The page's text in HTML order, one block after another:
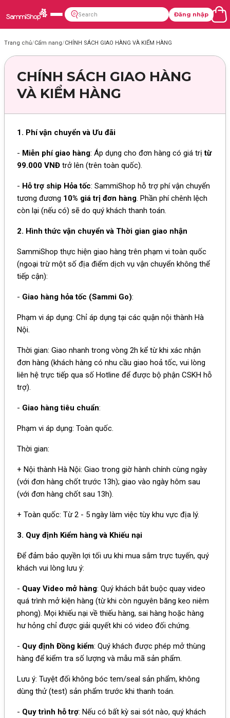
Đăng nhập
Trang chủ/Cẩm nang/CHÍNH SÁCH GIAO HÀNG VÀ KIỂM HÀNG
CHÍNH SÁCH GIAO HÀNG
VÀ KIỂM HÀNG
1. Phí vận chuyển và Ưu đãi
- Miễn phí giao hàng: Áp dụng cho đơn hàng có giá trịtừ
99.000 VNĐ trở lên (trên toàn quốc).
- Hỗ trợ ship Hỏa tốc: SammiShop hỗ trợ phí vận chuyển
tương đương 10% giá trị đơn hàng. Phần phí chênh lệch
còn lại (nếu có) sẽ do quý khách thanh toán.
2. Hình thức vận chuyển và Thời gian giao nhận
SammiShop thực hiện giao hàng trên phạm vi toàn quốc
(ngoại trừ một số địa điểm dịch vụ vận chuyển không thể
tiếp cận):
- Giao hàng hỏa tốc (Sammi Go):
Phạm vi áp dụng: Chỉ áp dụng tại các quận nội thành Hà
Nội.
Thời gian: Giao nhanh trong vòng 2h kể từ khi xác nhận
đơn hàng (khách hàng có nhu cầu giao hoả tốc, vui lòng
liên hệ trực tiếp qua số Hotline để được bộ phận CSKH hỗ
trợ).
- Giao hàng tiêu chuẩn:
Phạm vi áp dụng: Toàn quốc.
Thời gian:
+ Nội thành Hà Nội: Giao trong giờ hành chính cùng ngày
(với đơn hàng chốt trước 13h); giao vào ngày hôm sau
(với đơn hàng chốt sau 13h).
+ Toàn quốc: Từ 2 - 5 ngày làm việc tùy khu vực địa lý.
3. Quy định Kiểm hàng và Khiếu nại
Để đảm bảo quyền lợi tối ưu khi mua sắm trực tuyến, quý
khách vui lòng lưu ý:
- Quay Video mở hàng: Quý khách bắt buộc quay video
quá trình mở kiện hàng (từ khi còn nguyên băng keo niêm
phong). Mọi khiếu nại về thiếu hàng, sai hàng hoặc hàng
hư hỏng chỉ được giải quyết khi có video đối chứng.
- Quy định Đồng kiểm: Quý khách được phép mở thùng
hàng để kiểm tra số lượng và mẫu mã sản phẩm.
Lưu ý: Tuyệt đối không bóc tem/seal sản phẩm, không
dùng thử (test) sản phẩm trước khi thanh toán.
- Quy trình hỗ trợ: Nếu có bất kỳ sai sót nào, quý khách